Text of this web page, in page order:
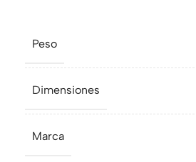
Peso
Dimensiones
Marca